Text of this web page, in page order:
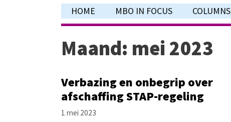
HOME MBO IN FOCUS COLUMNS
Maand: mei 2023
Verbazing en onbegrip over
afschaffing STAP-regeling
1 mei 2023